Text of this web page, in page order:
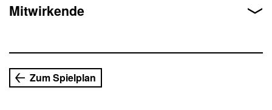
Mitwirkende
Zum Spielplan